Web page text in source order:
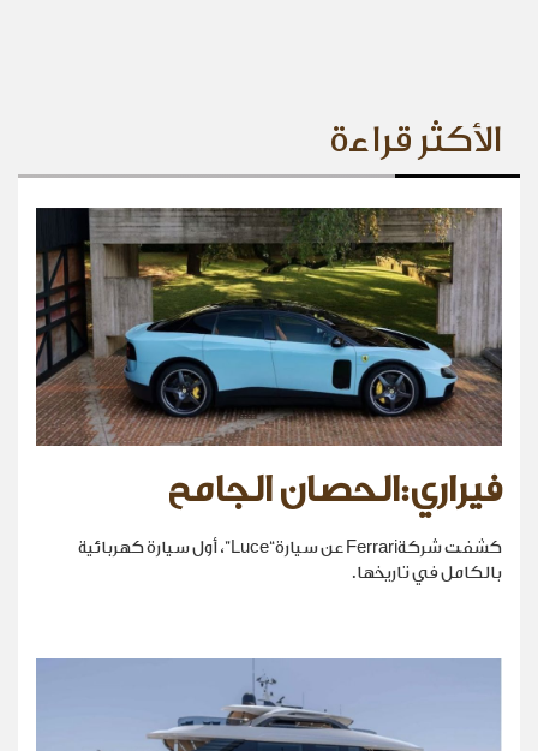
الأكثر قراءة
فيراري:الحصان الجامح
كشفت شركةFerrari عن سيارة“Luce”، أول سيارة كهربائية
بالكامل في تاريخها.